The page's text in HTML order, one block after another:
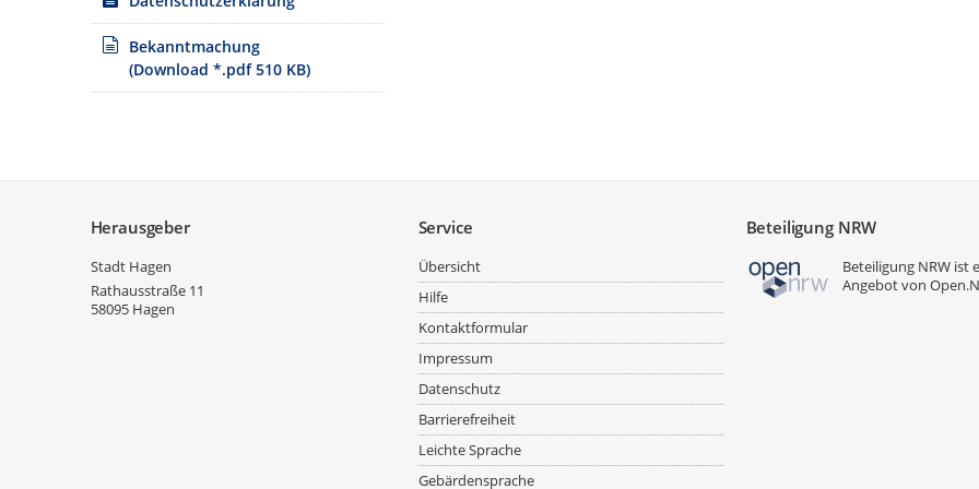
Die Bekanntmachung der
Hinweise zur frühzeitigen
Die frühzeitige Beteiligung der
Stadtentwicklung, -planung und
Flurbereich 1. Obergeschoss,
Bekanntmachung
(Download *.pdf 510 KB)
Herausgeber
Stadt Hagen
Rathausstraße 11
58095 Hagen
Service
Übersicht
Hilfe
Kontaktformular
Impressum
Datenschutz
Barrierefreiheit
Leichte Sprache
Gebärdensprache
Beteiligung NRW
Beteiligung NRW ist
Angebot von